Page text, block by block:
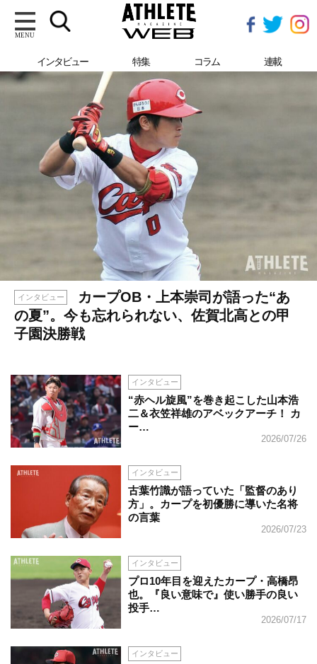
MENU
インタビュー 特集 コラム 連載
インタビュー
カープOB・上本崇司が語った“あ
の夏”。今も忘れられない、佐賀北高との甲
子園決勝戦
インタビュー
“赤ヘル旋風”を巻き起こした山本浩
二＆衣笠祥雄のアベックアーチ！ カ
ー…
2026/07/26
インタビュー
古葉竹識が語っていた「監督のあり
方」。カープを初優勝に導いた名将
の言葉
2026/07/23
インタビュー
プロ10年目を迎えたカープ・高橋昂
也。『良い意味で』使い勝手の良い
投手…
2026/07/17
インタビュー